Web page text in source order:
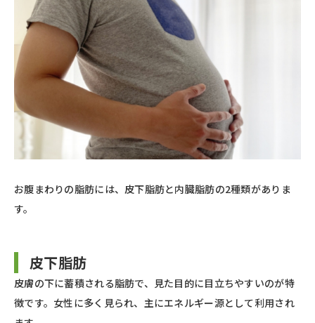
お腹まわりの脂肪には、皮下脂肪と内臓脂肪の2種類がありま
す。
皮下脂肪
皮膚の下に蓄積される脂肪で、見た目的に目立ちやすいのが特
徴です。女性に多く見られ、主にエネルギー源として利用され